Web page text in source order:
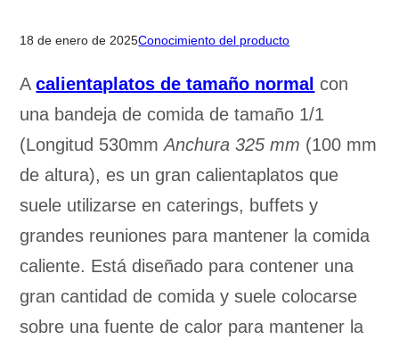
18 de enero de 2025Conocimiento del producto
Acalientaplatos de tamaño normal con
una bandeja de comida de tamaño 1/1
(Longitud 530mmAnchura 325 mm (100 mm
de altura), es un gran calientaplatos que
suele utilizarse en caterings, buffets y
grandes reuniones para mantener la comida
caliente. Está diseñado para contener una
gran cantidad de comida y suele colocarse
sobre una fuente de calor para mantener la